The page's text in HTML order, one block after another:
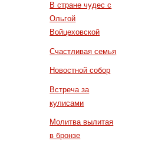
В стране чудес с
Ольгой
Войцеховской
Счастливая семья
Новостной собор
Встреча за
кулисами
Молитва вылитая
в бронзе